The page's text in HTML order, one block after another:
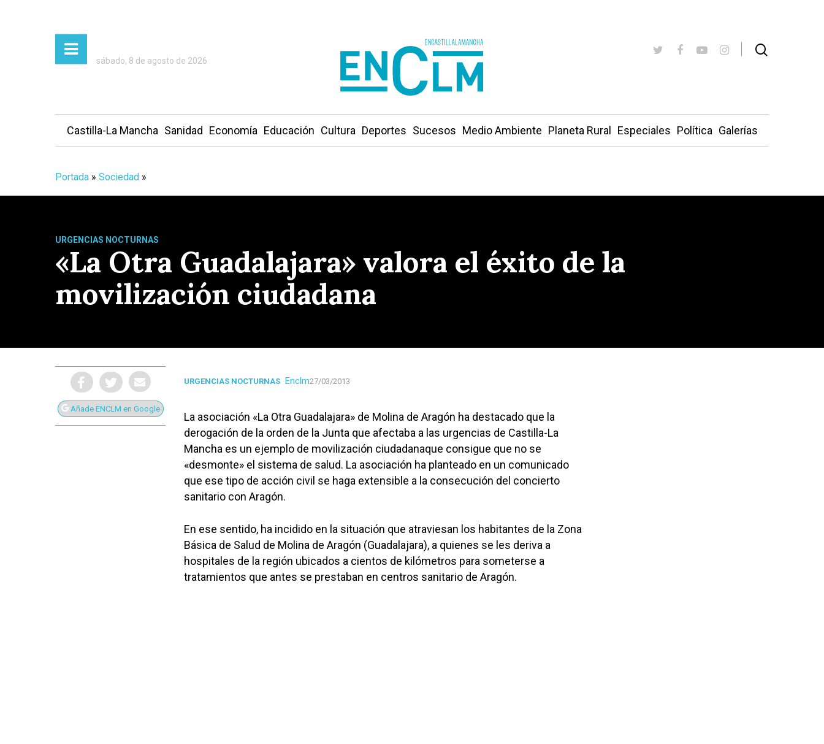
Presiona Intro para buscar o ESC para cerrar
sábado, 8 de agosto de 2026
Castilla-La Mancha Sanidad Economía Educación Cultura Deportes Sucesos Medio Ambiente Planeta Rural Especiales Política Galerías
Portada » Sociedad »
URGENCIAS NOCTURNAS
«La Otra Guadalajara» valora el éxito de la
movilización ciudadana
Añade ENCLM en Google
URGENCIAS NOCTURNAS Enclm27/03/2013
La asociación «La Otra Guadalajara» de Molina de Aragón ha destacado que la
derogación de la orden de la Junta que afectaba a las urgencias de Castilla-La
Mancha es un ejemplo de movilización ciudadanaque consigue que no se
«desmonte» el sistema de salud. La asociación ha planteado en un comunicado
que ese tipo de acción civil se haga extensible a la consecución del concierto
sanitario con Aragón.
En ese sentido, ha incidido en la situación que atraviesan los habitantes de la Zona
Básica de Salud de Molina de Aragón (Guadalajara), a quienes se les deriva a
hospitales de la región ubicados a cientos de kilómetros para someterse a
tratamientos que antes se prestaban en centros sanitario de Aragón.